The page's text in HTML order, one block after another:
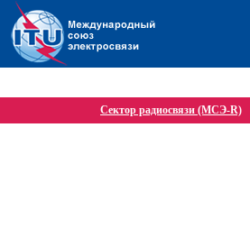
Сектор радиосвязи (МСЭ-R)